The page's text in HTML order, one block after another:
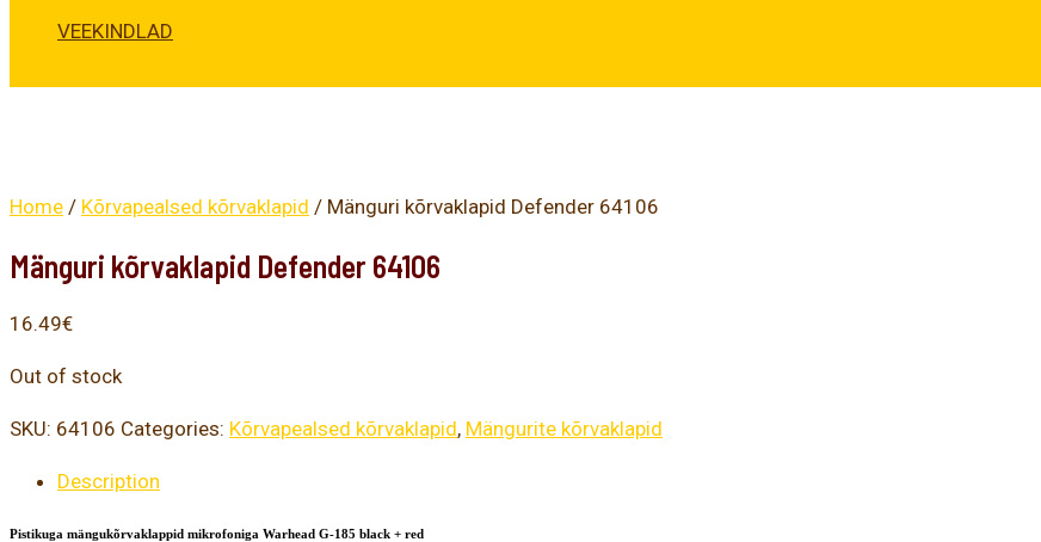
VEEKINDLAD
Home / Kõrvapealsed kõrvaklapid / Mänguri kõrvaklapid Defender 64106
Mänguri kõrvaklapid Defender 64106
16.49€
Out of stock
SKU: 64106 Categories: Kõrvapealsed kõrvaklapid, Mängurite kõrvaklapid
Description
Pistikuga mängukõrvaklappid mikrofoniga Warhead G-185 black + red